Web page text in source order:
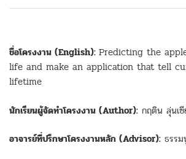
ชื่อโครงงาน (English): Predicting the
life and make an application that tell
lifetime
นักเรียนผู้จัดทำโครงงาน (Author): กฤติน ลุ่นเซี
อาจารย์ที่ปรึกษาโครงงานหลัก (Advisor): ธรร